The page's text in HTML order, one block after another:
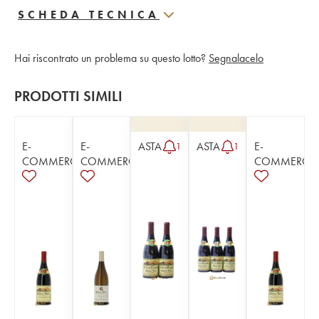
SCHEDA TECNICA
Hai riscontrato un problema su questo lotto? Segnalacelo
PRODOTTI SIMILI
E-
COMMERCE
E-
COMMERCE
ASTA 1 ASTA 1
E-
COMMERCE